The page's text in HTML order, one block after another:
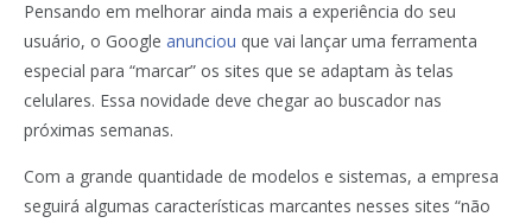
Pensando em melhorar ainda mais a experiência do seu
usuário, o Google anunciou que vai lançar uma ferramenta
especial para “marcar” os sites que se adaptam às telas
celulares. Essa novidade deve chegar ao buscador nas
próximas semanas.
Com a grande quantidade de modelos e sistemas, a empresa
seguirá algumas características marcantes nesses sites “não